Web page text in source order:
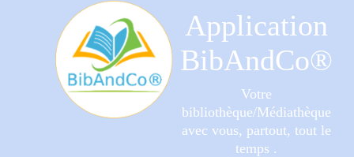
Application
BibAndCo®
Votre
bibliothèque/Médiathèque
avec vous, partout, tout le
temps .